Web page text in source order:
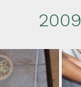
2009